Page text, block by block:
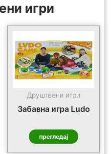
игри
Друштвени игри
Забавна игра Ludo
прегледај